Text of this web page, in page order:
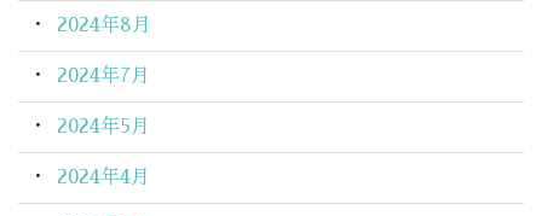
2024年8月
2024年7月
2024年5月
2024年4月